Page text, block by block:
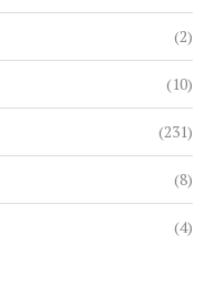
(2)
(10)
(231)
(8)
(4)